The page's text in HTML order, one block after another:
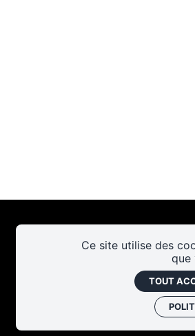
Ce site utilise des
que
TOUT
Les cafés